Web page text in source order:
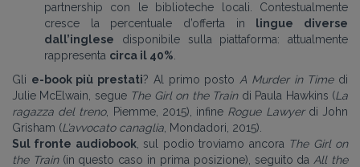
partnership con le biblioteche locali. Contestualmente
cresce la percentuale d’offerta in
lingue diverse
dall’inglese disponibile sulla piattaforma: attualmente
rappresenta circa il 40%
Gli e-book più prestati? Al primo posto A Murder in Timedi
Julie McElwain, segue The Girl on the Traindi Paula Hawkins (La
ragazza del treno, Piemme, 2015), infine Rogue Lawyerdi John
Grisham (L’avvocato canaglia , Mondadori, 2015).
Sul fronte audiobook, sul podio troviamo ancora The Girl on
the Train(in questo caso in prima posizione), seguito da All the